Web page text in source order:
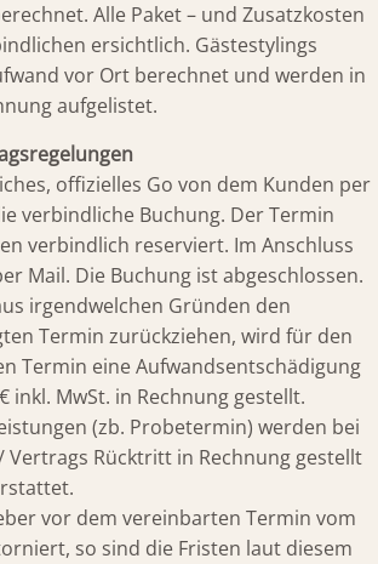
Alle Paket – und Zusatzkosten
ersichtlich. Gästestylings
vor Ort berechnet und werden in
aufgelistet.
offizielles Go von dem Kunden per
verbindliche Buchung. Der Termin
verbindlich reserviert. Im Anschluss
Mail. Die Buchung ist abgeschlossen.
irgendwelchen Gründen den
Termin zurückziehen, wird für den
Termin eine Aufwandsentschädigung
inkl. MwSt. in Rechnung gestellt.
(zb. Probetermin) werden bei
Rücktritt in Rechnung gestellt
vor dem vereinbarten Termin vom
so sind die Fristen laut diesem